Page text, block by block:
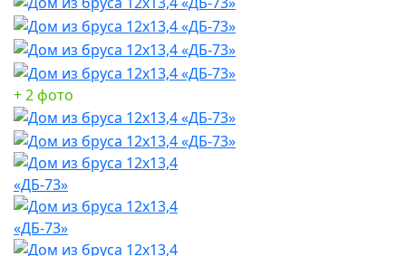
+ 2 фото